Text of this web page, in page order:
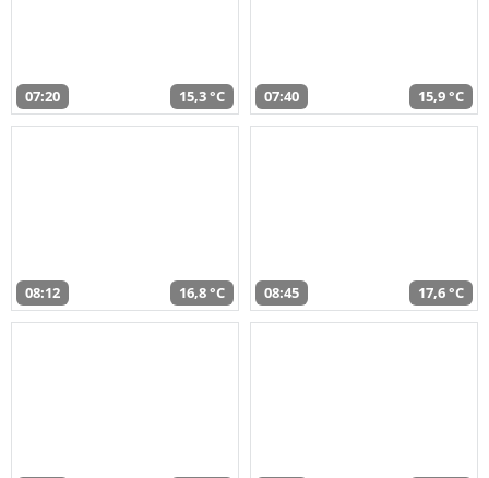
07:20 15,3 °C 07:40 15,9 °C
08:12 16,8 °C 08:45 17,6 °C